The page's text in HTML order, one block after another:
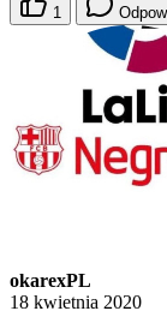
1
okarexPL
18 kwietnia 2020